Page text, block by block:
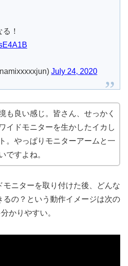
！
July 24, 2020
も良い感じ。皆さん、せっかく
イドモニターを生かしたイカし
。やっぱりモニターアームと一
ですよね。
モニターを取り付けた後、どんな
るの？という動作イメージは次の
かりやすい。